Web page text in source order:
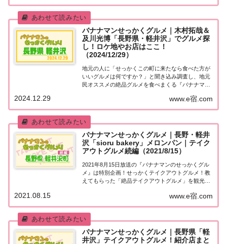
絶品グルメを満喫 2時間スペシャル！信州牛ス...
バナナマンせっかくグルメ｜木村拓哉＆
及川光博「長野県・軽井沢」でグルメ探
し！ロケ地やお店はここ！
（2024/12/29）
地元の人に「せっかくこの町に来たなら食べた方が
いいグルメは何ですか？」と聞き込み調査し、地元
民オススメの絶品グルメを食べまくる『バナナマン
マンのせっかくグルメ』は、グランメゾン豪華俳優
陣が日本屈指の美食の町でグルメ探し！木村拓...
www.e宿.com
2024.12.29
バナナマンせっかくグルメ｜長野・軽井
沢「sioru bakery」メロンパン｜テイク
アウトグルメ続編（2021/8/15）
2021年8月15日放送の『バナナマンのせっかくグル
メ』は特別企画！せっかくテイクアウトグルメ！教
えてもらった「絶品テイクアウトグルメ」を観光協
軽井沢・続編！紹介されたお店やメニューをまとめ
ました！詳しくはこちら！特別企画！せっかくテ...
www.e宿.com
2021.08.15
バナナマンせっかくグルメ｜長野県「軽
井沢」テイクアウトグルメ！紹介店まと